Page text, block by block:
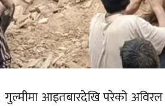
आइतबारदेखि परेको अविरल